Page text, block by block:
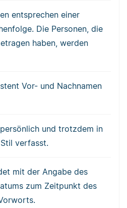
entsprechen einer
Die Personen, die
haben, werden
Vor- und Nachnamen
und trotzdem in
verfasst.
mit der Angabe des
zum Zeitpunkt des